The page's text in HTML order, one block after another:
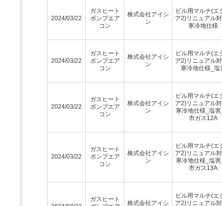
2024/03/22
ガスヒート
ポンプエア
コン
株式会社アイシ
ン
ビル用マルチ(エ
ア2)リニュアル
寒冷地仕様
2024/03/22
ガスヒート
ポンプエア
コン
株式会社アイシ
ン
ビル用マルチ(エ
ア2)リニュアル
寒冷地仕様_塩
2024/03/22
ガスヒート
ポンプエア
コン
株式会社アイシ
ン
ビル用マルチ(エ
ア2)リニュアル
寒冷地仕様_塩
市ガス12A
2024/03/22
ガスヒート
ポンプエア
コン
株式会社アイシ
ン
ビル用マルチ(エ
ア2)リニュアル
寒冷地仕様_塩
市ガス13A
ガスヒート
株式会社アイシ
ビル用マルチ(エ
ア2)リニュアル